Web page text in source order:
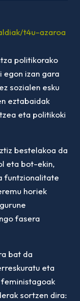
t4u-azaroa
politikorako
egon izan gara
sozialen esku
eztabaidak
eta politikoki
bestelakoa da
eta bot-ekin,
funtzionalitate
horiek
fasera
bat da
eta
sortzen dira: